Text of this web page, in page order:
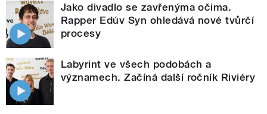
Jako divadlo se zavřenýma očima.
Rapper Edúv Syn ohledává nové tvůrčí
procesy
Labyrint ve všech podobách a
významech. Začíná další ročník Riviéry